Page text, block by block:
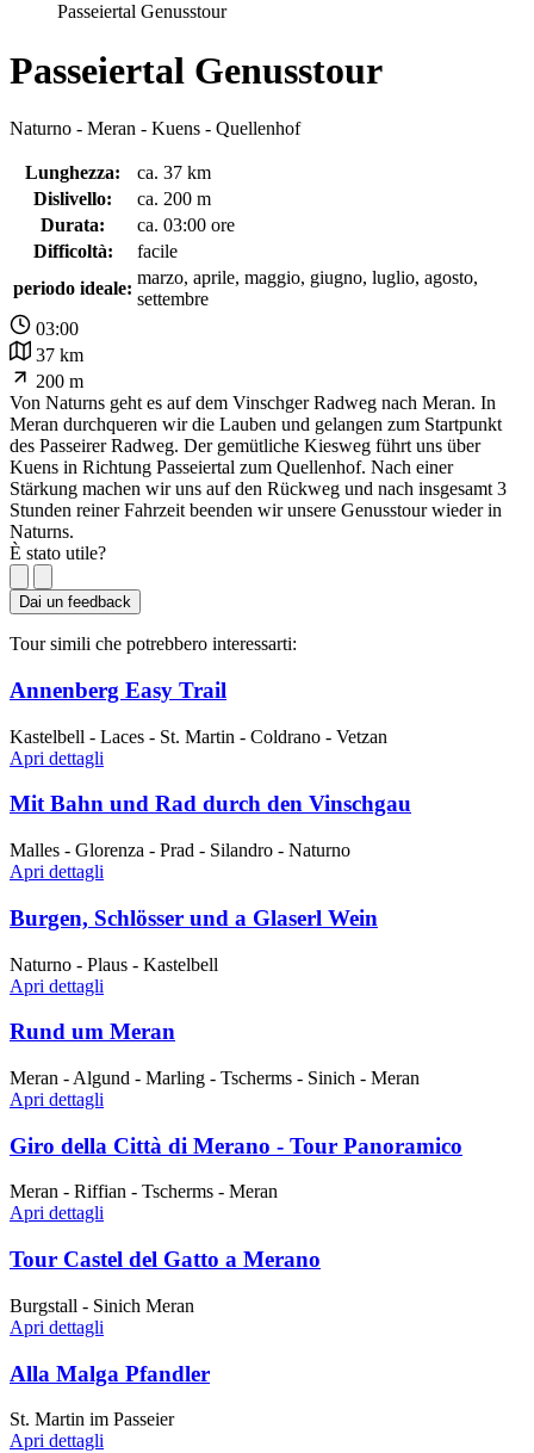
Passeiertal Genusstour
Passeiertal Genusstour
Naturno - Meran - Kuens - Quellenhof
Lunghezza:
ca. 37 km
Dislivello:
ca. 200 m
Durata:
ca. 03:00 ore
Difficoltà:
facile
periodo ideale:
marzo, aprile, maggio, giugno, luglio, agosto,
settembre
03:00
37 km
200 m
Von Naturns geht es auf dem Vinschger Radweg nach Meran. In
Meran durchqueren wir die Lauben und gelangen zum Startpunkt
des Passeirer Radweg. Der gemütliche Kiesweg führt uns über
Kuens in Richtung Passeiertal zum Quellenhof. Nach einer
Stärkung machen wir uns auf den Rückweg und nach insgesamt 3
Stunden reiner Fahrzeit beenden wir unsere Genusstour wieder in
Naturns.
È stato utile?
Dai un feedback
Tour simili che potrebbero interessarti:
Annenberg Easy Trail
Kastelbell - Laces - St. Martin - Coldrano - Vetzan
Apri dettagli
Mit Bahn und Rad durch den Vinschgau
Malles - Glorenza - Prad - Silandro - Naturno
Apri dettagli
Burgen, Schlösser und a Glaserl Wein
Naturno - Plaus - Kastelbell
Apri dettagli
Rund um Meran
Meran - Algund - Marling - Tscherms - Sinich - Meran
Apri dettagli
Giro della Città di Merano - Tour Panoramico
Meran - Riffian - Tscherms - Meran
Apri dettagli
Tour Castel del Gatto a Merano
Burgstall - Sinich Meran
Apri dettagli
Alla Malga Pfandler
St. Martin im Passeier
Apri dettagli